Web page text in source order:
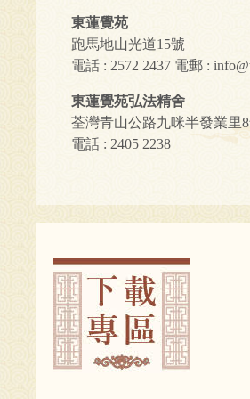
東蓮覺苑
跑馬地山光道15號
電話 : 2572 2437 電郵 :
東蓮覺苑弘法精舍
荃灣青山公路九咪半發業里
電話 : 2405 2238